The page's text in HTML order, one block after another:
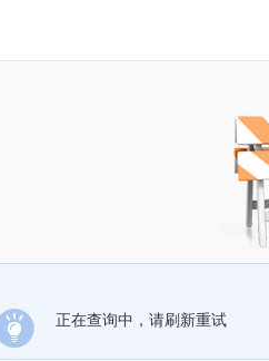
正在查询中，请刷新重试